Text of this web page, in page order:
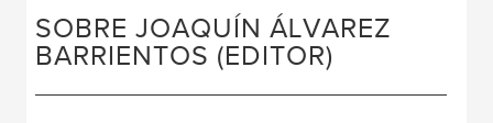
SOBRE JOAQUÍN ÁLVAREZ
BARRIENTOS (EDITOR)